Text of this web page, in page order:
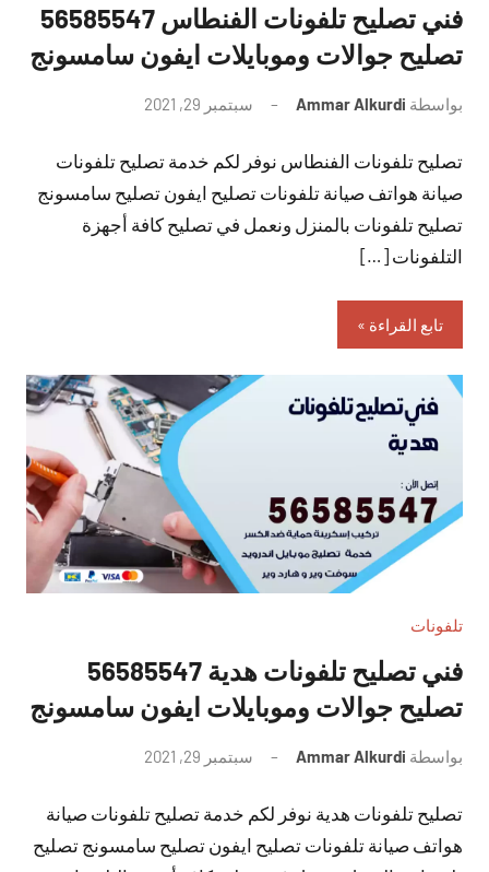
فني تصليح تلفونات الفنطاس 56585547
تصليح جوالات وموبايلات ايفون سامسونج
بواسطة Ammar Alkurdi سبتمبر 29, 2021
تعليقات
تصليح تلفونات الفنطاس نوفر لكم خدمة تصليح تلفونات
صيانة هواتف صيانة تلفونات تصليح ايفون تصليح سامسونج
تصليح تلفونات بالمنزل ونعمل في تصليح كافة أجهزة
التلفونات […]
تابع القراءة
تلفونات
فني تصليح تلفونات هدية 56585547
تصليح جوالات وموبايلات ايفون سامسونج
بواسطة Ammar Alkurdi سبتمبر 29, 2021
تعليقات
تصليح تلفونات هدية نوفر لكم خدمة تصليح تلفونات صيانة
هواتف صيانة تلفونات تصليح ايفون تصليح سامسونج تصليح